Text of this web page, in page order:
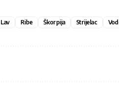
Lav Ribe Škorpija Strijelac